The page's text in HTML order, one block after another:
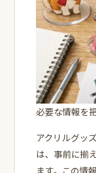
必要な情報を
アクリルグッ
は、事前に揃
ます。この情